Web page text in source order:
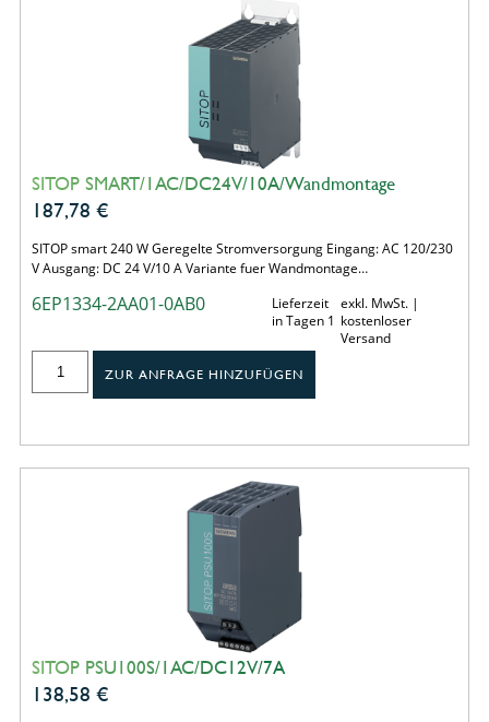
SITOP SMART/1AC/DC24V/10A/Wandmontage
187,78 €
SITOP smart 240 W Geregelte Stromversorgung Eingang: AC 120/230
V Ausgang: DC 24 V/10 A Variante fuer Wandmontage…
6EP1334-2AA01-0AB0
Lieferzeit
in Tagen 1
exkl. MwSt. |
kostenloser
Versand
ZUR ANFRAGE HINZUFÜGEN
SITOP PSU100S/1AC/DC12V/7A
138,58 €